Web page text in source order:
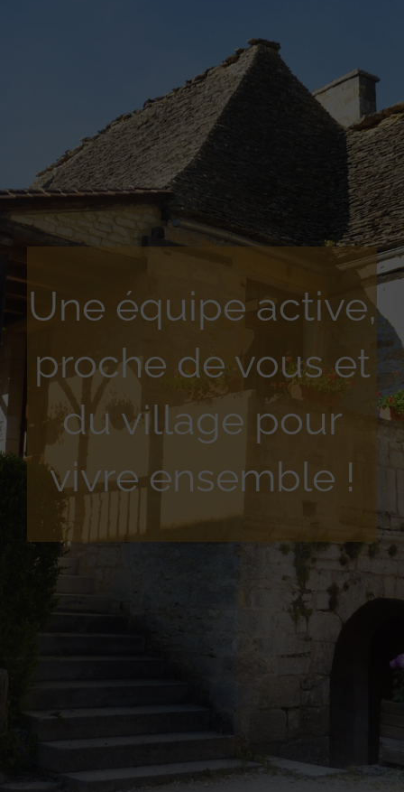
Une équipe active,
proche de vous et
du village pour
vivre ensemble !